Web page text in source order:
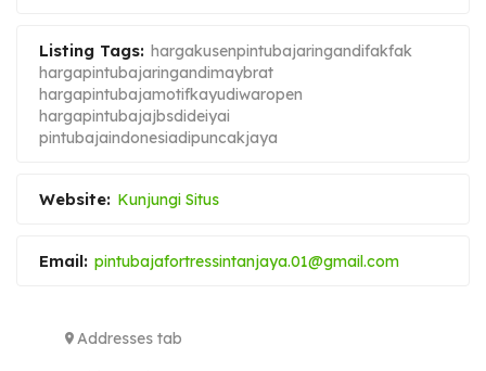
Listing Tags: hargakusenpintubajaringandifakfak
hargapintubajaringandimaybrat
hargapintubajamotifkayudiwaropen
hargapintubajajbsdideiyai
pintubajaindonesiadipuncakjaya
Website: Kunjungi Situs
Email: pintubajafortressintanjaya.01@gmail.com
Addresses tab